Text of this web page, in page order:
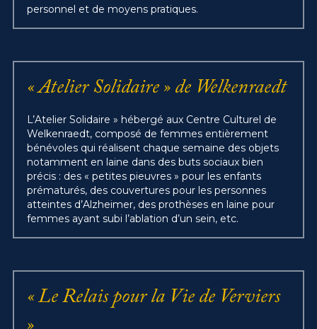
personnel et de moyens pratiques.
« Atelier Solidaire » de Welkenraedt
L’Atelier Solidaire » hébergé aux Centre Culturel de
Welkenraedt, composé de femmes entièrement
bénévoles qui réalisent chaque semaine des objets
notamment en laine dans des buts sociaux bien
précis : des « petites pieuvres » pour les enfants
prématurés, des couvertures pour les personnes
atteintes d’Alzheimer, des prothèses en laine pour
femmes ayant subi l’ablation d’un sein, etc.
« Le Relais pour la Vie de Verviers